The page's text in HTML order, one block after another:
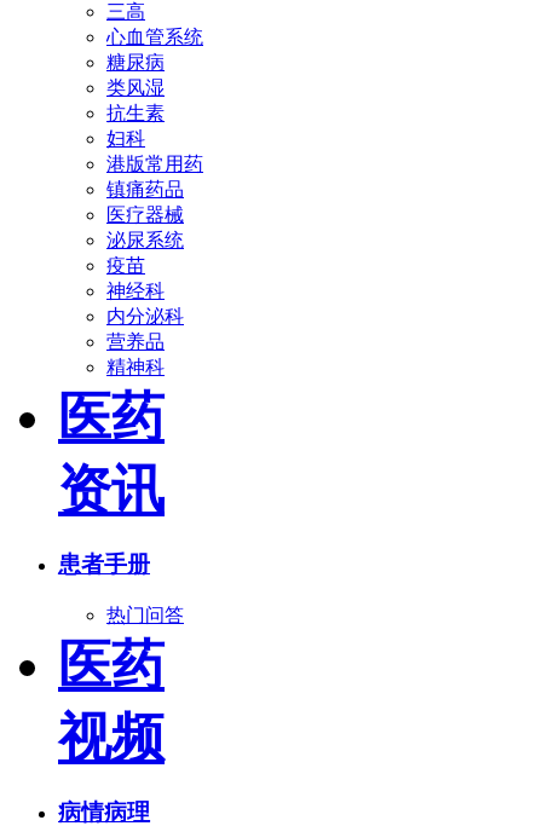
三高
心血管系统
糖尿病
类风湿
抗生素
妇科
港版常用药
镇痛药品
医疗器械
泌尿系统
疫苗
神经科
内分泌科
营养品
精神科
医药
资讯
患者手册
热门问答
医药
视频
病情病理